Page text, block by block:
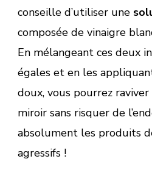
conseille d’utiliser une
composée de vinaigre
En mélangeant ces deux
égales et en les
doux, vous pourrez
miroir sans risquer de
absolument les produits
agressifs !